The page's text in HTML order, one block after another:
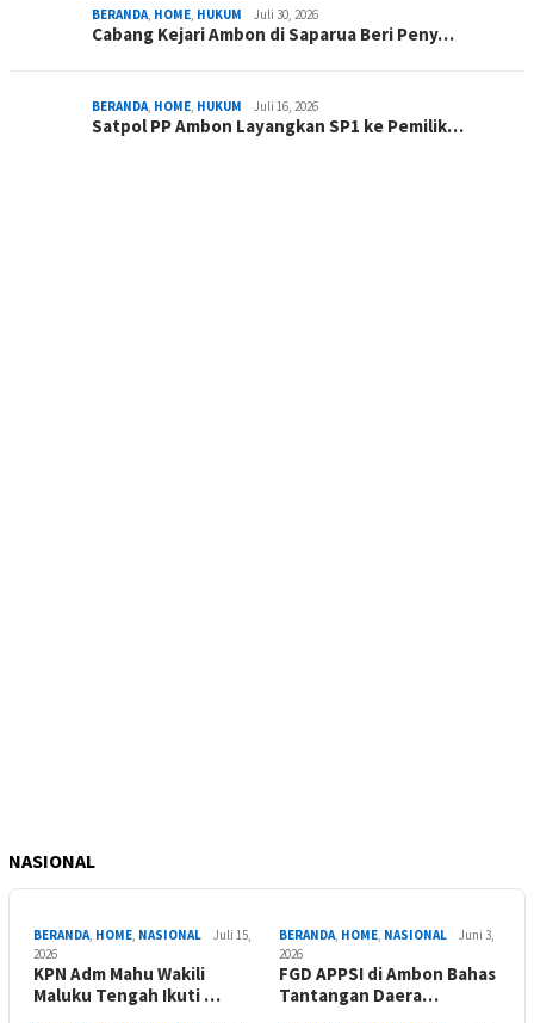
BERANDA HOME HUKUM Juli 30, 2026
Cabang Kejari Ambon di Saparua Beri Peny…
BERANDA HOME HUKUM Juli 16, 2026
Satpol PP Ambon Layangkan SP1 ke Pemilik…
NASIONAL
BERANDA HOME NASIONAL
Juli 15,
2026
KPN Adm Mahu Wakili
Maluku Tengah Ikuti …
BERANDA HOME NASIONAL
Juni 3,
2026
FGD APPSI di Ambon Bahas
Tantangan Daera…